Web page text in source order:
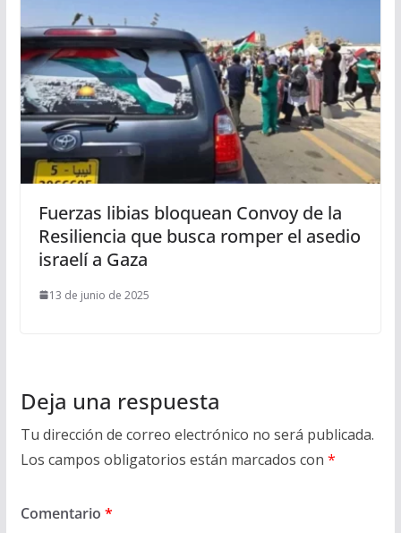
Fuerzas libias bloquean Convoy de la
Resiliencia que busca romper el asedio
israelí a Gaza
13 de junio de 2025
Deja una respuesta
Tu dirección de correo electrónico no será publicada.
Los campos obligatorios están marcados con *
Comentario *